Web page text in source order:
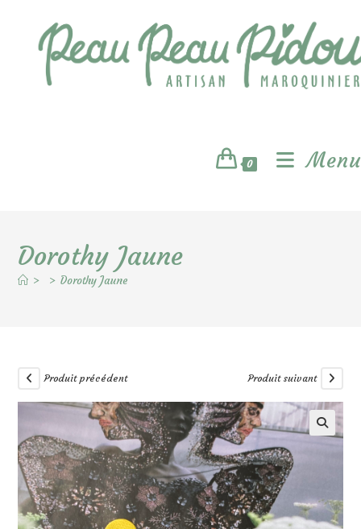
0 Menu
Dorothy Jaune
> > Dorothy Jaune
Produit précédent Produit suivant